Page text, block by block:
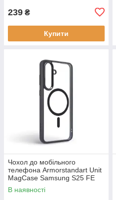
239 ₴
Купити
Чохол до мобільного
телефона Armorstandart Unit
MagCase Samsung S25 FE
5G Black (ARM89156)
В наявності